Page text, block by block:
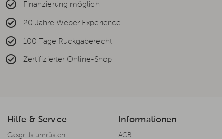
Finanzierung möglich
20 Jahre Weber Experience
100 Tage Rückgaberecht
Zertifizierter Online-Shop
Hilfe & Service
Gasgrills umrüsten
Informationen
AGB